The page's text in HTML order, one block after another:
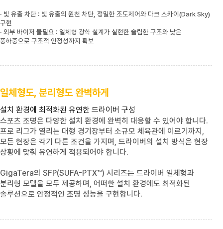
· 빛 유출 차단 : 빛 유출의 원천 차단, 정밀한 조도제어와 다크 스카이(Dark Sky)
구현
· 외부 바이저 불필요 : 일체형 광학 설계가 실현한 슬림한 구조와 낮은
풍하중으로 구조적 안정성까지 확보
일체형도, 분리형도 완벽하게
설치 환경에 최적화된 유연한 드라이버 구성
스포츠 조명은 다양한 설치 환경에 완벽히 대응할 수 있어야 합니다.
프로 리그가 열리는 대형 경기장부터 소규모 체육관에 이르기까지,
모든 현장은 각기 다른 조건을 가지며, 드라이버의 설치 방식은 현장
상황에 맞춰 유연하게 적용되어야 합니다.
GigaTera의 SFP(SUFA-PTX™) 시리즈는 드라이버 일체형과
분리형 모델을 모두 제공하며, 어떠한 설치 환경에도 최적화된
솔루션으로 안정적인 조명 성능을 구현합니다.